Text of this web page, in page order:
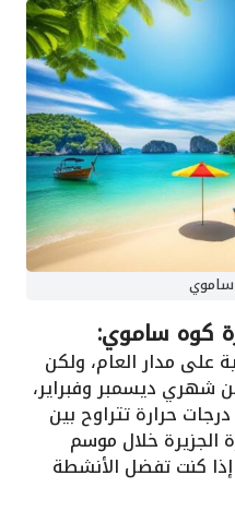
ساموي
كوه ساموي:
مدار العام، ولكن
شهري ديسمبر وفبراير،
حرارة تتراوح بين
الجزيرة خلال موسم
إذا كنت تفضل الأنشطة